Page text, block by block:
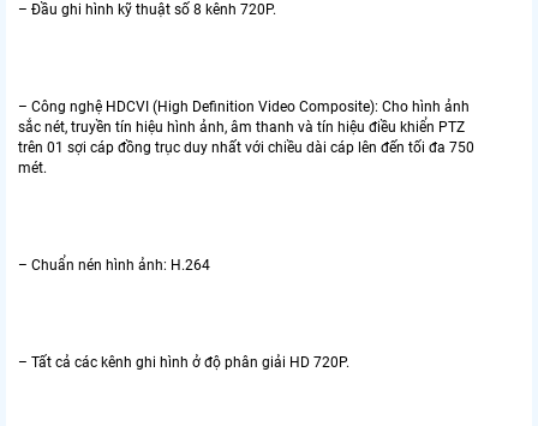
– Đầu ghi hình kỹ thuật số 8 kênh 720P.
– Công nghệ HDCVI (High Definition Video Composite): Cho hình ảnh
sắc nét, truyền tín hiệu hình ảnh, âm thanh và tín hiệu điều khiển PTZ
trên 01 sợi cáp đồng trục duy nhất với chiều dài cáp lên đến tối đa 750
mét.
– Chuẩn nén hình ảnh: H.264
– Tất cả các kênh ghi hình ở độ phân giải HD 720P.